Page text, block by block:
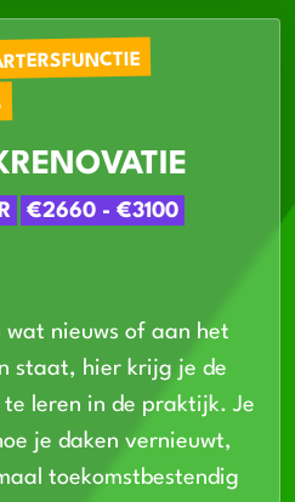
€2660 - €3100
nieuws of aan het
staat, hier krijg je de
te leren in de praktijk. Je
je daken vernieuwt,
toekomstbestendig